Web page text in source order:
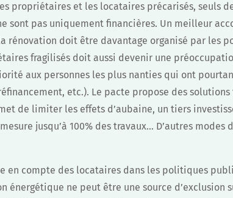
propriétaires et les locataires précarisés, seuls
sont pas uniquement financières. Un meilleur
rénovation doit être davantage organisé par les
fragilisés doit aussi devenir une
aux personnes les plus nanties qui ont
etc.). Le pacte propose des solutions
de limiter les effets d’aubaine, un tiers
jusqu’à 100% des travaux… D’autres modes
en compte des locataires dans les politiques
énergétique ne peut être une source d’exclusion